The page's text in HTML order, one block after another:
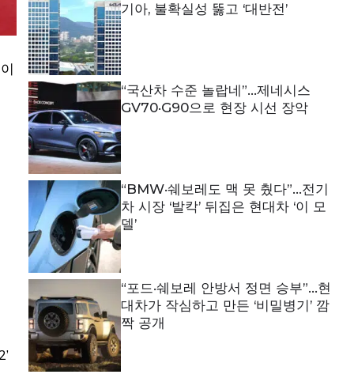
기아, 불확실성 뚫고 ‘대반전’
“국산차 수준 놀랍네”…제네시스
GV70·G90으로 현장 시선 장악
“BMW·쉐보레도 맥 못 췄다”…전기
차 시장 ‘발칵’ 뒤집은 현대차 ‘이 모
델’
“포드·쉐보레 안방서 정면 승부”…현
대차가 작심하고 만든 ‘비밀병기’ 깜
짝 공개